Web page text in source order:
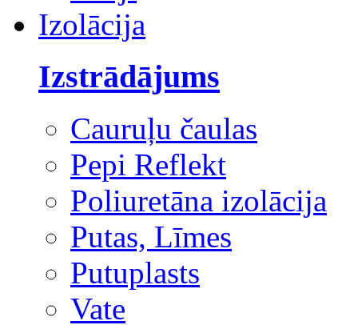
Izolācija
Izstrādājums
Cauruļu čaulas
Pepi Reflekt
Poliuretāna izolācija
Putas, Līmes
Putuplasts
Vate